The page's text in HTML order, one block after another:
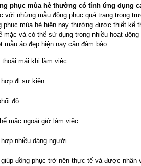
phục mùa hè thường có tính ứng dụng
với những mẫu đồng phục quá trang trọng
phục mùa hè hiện nay thường được thiết kế
mặc và có thể sử dụng trong nhiều hoạt động
mẫu áo đẹp hiện nay cần đảm bảo:
thoải mái khi làm việc
hợp đi sự kiện
đồ
mặc ngoài giờ làm việc
hợp nhiều dáng người
đồng phục trở nên thực tế và được nhân